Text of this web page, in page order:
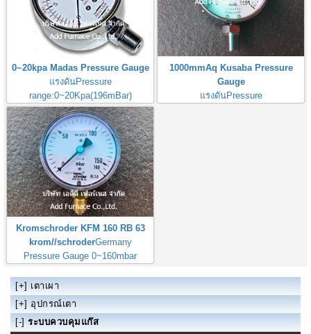
0~20kpa Madas Pressure Gauge
แรงดันPressure
range:0~20Kpa(196mBar)
เกลียวScrew 3/8"Origin: Korea
1000mmAq Kusaba Pressure
Gauge
แรงดันPressure
Kromschroder KFM 160 RB 63
krom//schroderGermany
Pressure Gauge 0~160mbar
[+] เตาเผา
[+] อุปกรณ์เตา
[-] ระบบควบคุมแก๊ส